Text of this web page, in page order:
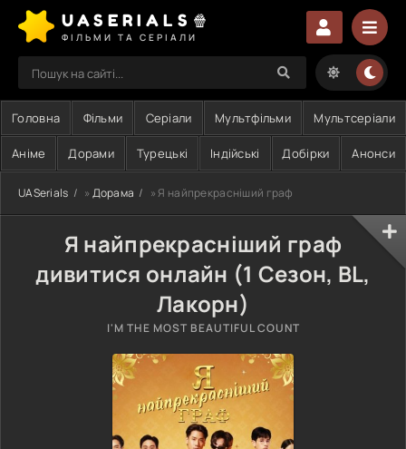
UASERIALS🍿
ФІЛЬМИ ТА СЕРІАЛИ
Головна Фільми Серіали Мультфільми Мультсеріали
Аніме Дорами Турецькі Індійські Добірки Анонси
UASerials » Дорама » Я найпрекрасніший граф
Я найпрекрасніший граф
дивитися онлайн (1 Сезон, BL,
Лакорн)
I'M THE MOST BEAUTIFUL COUNT